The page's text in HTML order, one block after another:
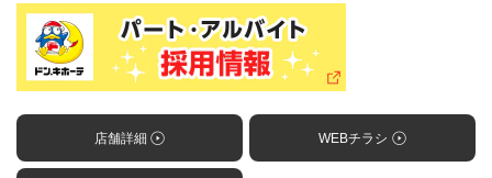
店舗詳細 WEBチラシ